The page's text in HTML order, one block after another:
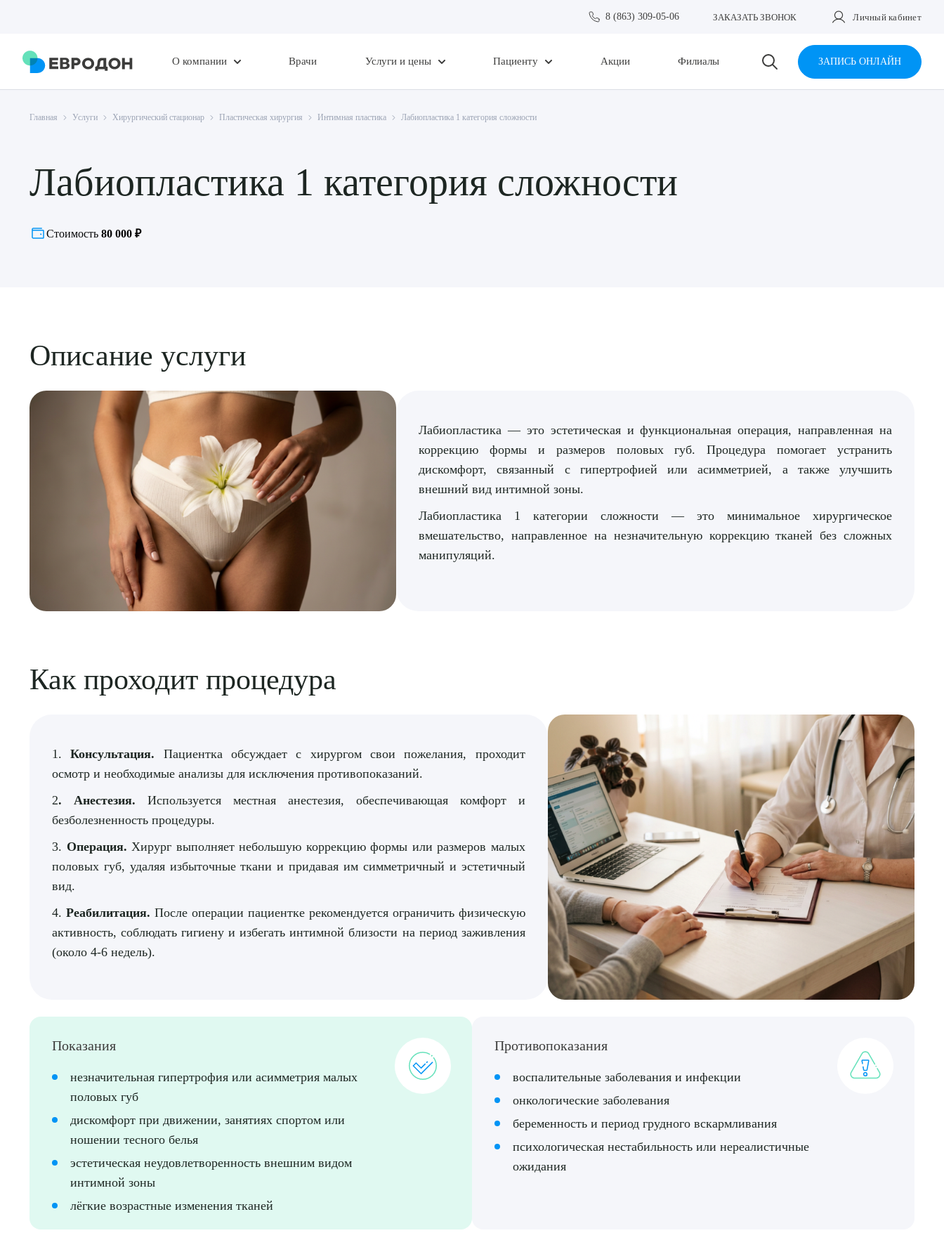
8 (863) 309-05-06 ЗАКАЗАТЬ ЗВОНОК Личный кабинет
О компании Врачи Услуги и цены Пациенту Акции Филиалы ЗАПИСЬ ОНЛАЙН
Главная Услуги Хирургический стационар Пластическая хирургия Интимная пластика Лабиопластика 1 категория сложности
Лабиопластика 1 категория сложности
Стоимость 80 000 ₽
Описание услуги
Лабиопластика — это эстетическая и функциональная операция, направленная на
коррекцию формы и размеров половых губ. Процедура помогает устранить
дискомфорт, связанный с гипертрофией или асимметрией, а также улучшить
внешний вид интимной зоны.
Лабиопластика 1 категории сложности — это минимальное хирургическое
вмешательство, направленное на незначительную коррекцию тканей без сложных
манипуляций.
Как проходит процедура
1.Консультация. Пациентка обсуждает с хирургом свои пожелания, проходит
осмотр и необходимые анализы для исключения противопоказаний.
2. Анестезия. Используется местная анестезия, обеспечивающая комфорт и
безболезненность процедуры.
3. Операция.Хирург выполняет небольшую коррекцию формы или размеров малых
половых губ, удаляя избыточные ткани и придавая им симметричный и эстетичный
вид.
4. Реабилитация. После операции пациентке рекомендуется ограничить физическую
активность, соблюдать гигиену и избегать интимной близости на период заживления
(около 4-6 недель).
Показания
незначительная гипертрофия или асимметрия малых
половых губ
дискомфорт при движении, занятиях спортом или
ношении тесного белья
эстетическая неудовлетворенность внешним видом
интимной зоны
лёгкие возрастные изменения тканей
Противопоказания
воспалительные заболевания и инфекции
онкологические заболевания
беременность и период грудного вскармливания
психологическая нестабильность или нереалистичные
ожидания
Выберите сопутствующую услугу
ПОДТВЕРДИТЬ